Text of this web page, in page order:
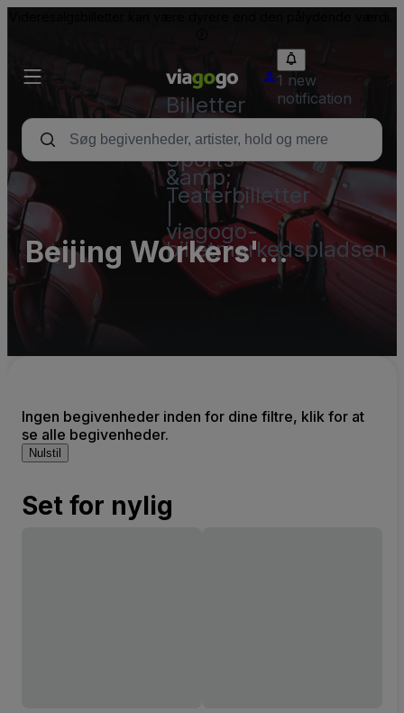
Billetter
-
Koncert-,
Sports-
&amp;
Teaterbilletter
viagogo-
billetmarkedspladsen
1 new
notification
Beijing Workers'
Gymnasium
Ingen begivenheder inden for dine filtre, klik for at
se alle begivenheder.
Nulstil
Set for nylig